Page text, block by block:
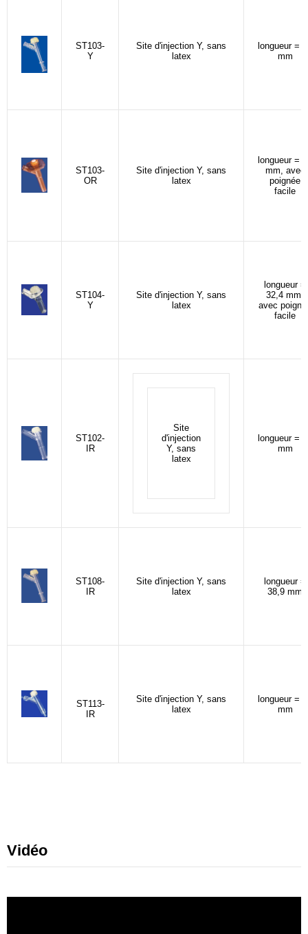
ST103-
Y
Site d'injection Y, sans
latex
longueur =
mm
ST103-
OR
Site d'injection Y, sans
latex
longueur =
mm, avec
poignée
facile
ST104-
Y
Site d'injection Y, sans
latex
longueur =
32,4 mm,
avec
facile
ST102-
IR
Site
d'injection
Y, sans
latex
longueur =
mm
ST108-
IR
Site d'injection Y, sans
latex
longueur =
38,9 mm
ST113-
IR
Site d'injection Y, sans
latex
longueur =
mm
Vidéo